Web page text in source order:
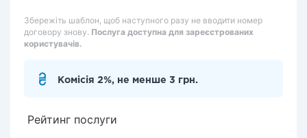
Збережіть шаблон, щоб наступного разу не вводити номер
договору знову. Послуга доступна для зареєстрованих
користувачів.
Комісія 2%, не менше 3 грн.
Рейтинг послуги